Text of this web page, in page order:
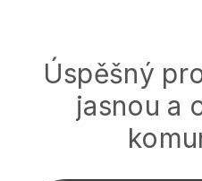
Úspěšný
jasnou a